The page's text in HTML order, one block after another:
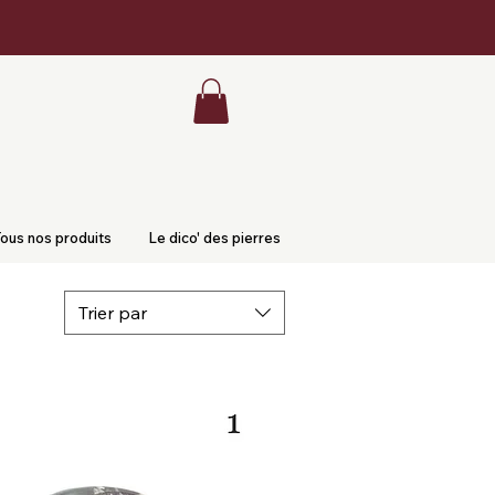
nos produits Le dico' des pierres
Trier par